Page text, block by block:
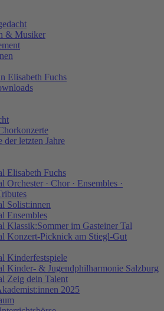
& Musiker
Elisabeth Fuchs
der letzten Jahre
Elisabeth Fuchs
Orchester · Chor · Ensembles ·
Solist:innen
Ensembles
Klassik:Sommer im Gasteiner Tal
Konzert-Picknick am Stiegl-Gut
Kinderfestspiele
Kinder- & Jugendphilharmonie Salzburg
Zeig dein Talent
2025